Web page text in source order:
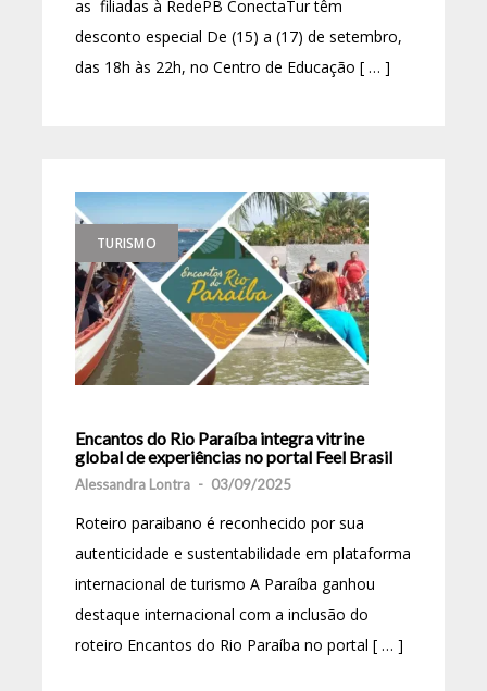
as filiadas à RedePB ConectaTur têm
desconto especial De (15) a (17) de setembro,
das 18h às 22h, no Centro de Educação [ … ]
TURISMO
Encantos do Rio Paraíba integra vitrine
global de experiências no portal Feel Brasil
Alessandra Lontra - 03/09/2025
Roteiro paraibano é reconhecido por sua
autenticidade e sustentabilidade em plataforma
internacional de turismo A Paraíba ganhou
destaque internacional com a inclusão do
roteiro Encantos do Rio Paraíba no portal [ … ]